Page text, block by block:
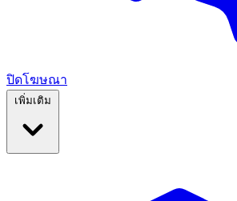
ปิดโฆษณา
เพิ่มเติม